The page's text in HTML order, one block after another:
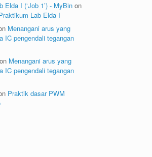
Elda I (‘Job 1’) - MyBin on
Lab Elda I
Menangani arus yang
IC pengendali tegangan
on Menangani arus yang
IC pengendali tegangan
Praktik dasar PWM